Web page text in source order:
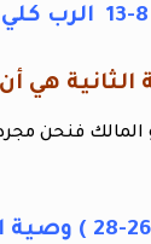
المالك فنحن